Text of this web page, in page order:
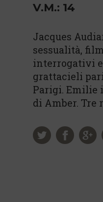
V.M.: 14
Jacques
sessualità,
interrogativi
grattacieli
Parigi. Emilie
di Amber. Tre